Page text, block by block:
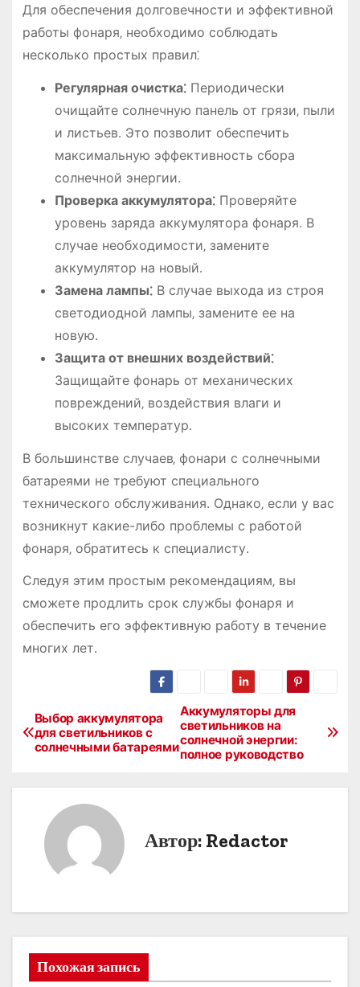
Для обеспечения долговечности и эффективной
работы фонаря‚ необходимо соблюдать
несколько простых правил⁚
Регулярная очистка⁚Периодически
очищайте солнечную панель от грязи‚ пыли
и листьев․ Это позволит обеспечить
максимальную эффективность сбора
солнечной энергии․
Проверка аккумулятора⁚Проверяйте
уровень заряда аккумулятора фонаря․ В
случае необходимости‚ замените
аккумулятор на новый․
Замена лампы⁚В случае выхода из строя
светодиодной лампы‚ замените ее на
новую․
Защита от внешних воздействий⁚
Защищайте фонарь от механических
повреждений‚ воздействия влаги и
высоких температур․
В большинстве случаев‚ фонари с солнечными
батареями не требуют специального
технического обслуживания․ Однако‚ если у вас
возникнут какие-либо проблемы с работой
фонаря‚ обратитесь к специалисту․
Следуя этим простым рекомендациям‚ вы
сможете продлить срок службы фонаря и
обеспечить его эффективную работу в течение
многих лет․
Н
ц
я
Аккумуляторы для
светильников на
солнечной энергии:
полное руководство
Выбор аккумулятора
для светильников с
солнечными батареями
Автор: Redactor
Похожая запись